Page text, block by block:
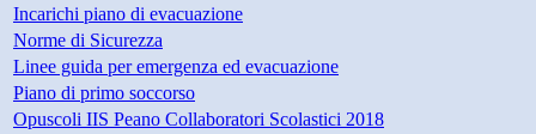
Incarichi piano di evacuazione
Norme di Sicurezza
Linee guida per emergenza ed evacuazione
Piano di primo soccorso
Opuscoli IIS Peano Collaboratori Scolastici 2018